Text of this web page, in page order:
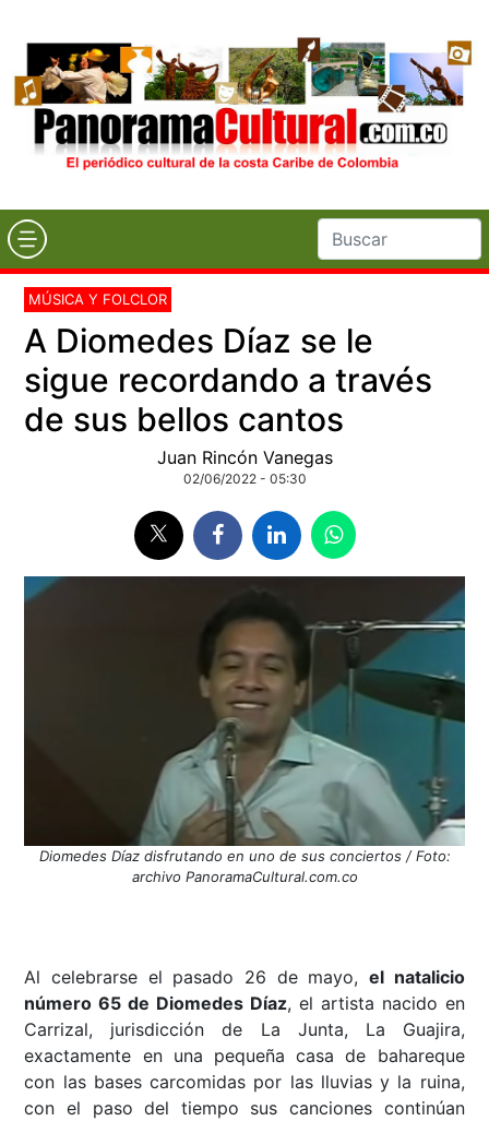
MÚSICA Y FOLCLOR
A Diomedes Díaz se le
sigue recordando a través
de sus bellos cantos
Juan Rincón Vanegas
02/06/2022 - 05:30
Diomedes Díaz disfrutando en uno de sus conciertos / Foto:
archivo PanoramaCultural.com.co
Al celebrarse el pasado 26 de mayo, el natalicio
número 65 de Diomedes Díaz, el artista nacido en
Carrizal, jurisdicción de La Junta, La Guajira,
exactamente en una pequeña casa de bahareque
con las bases carcomidas por las lluvias y la ruina,
con el paso del tiempo sus canciones continúan